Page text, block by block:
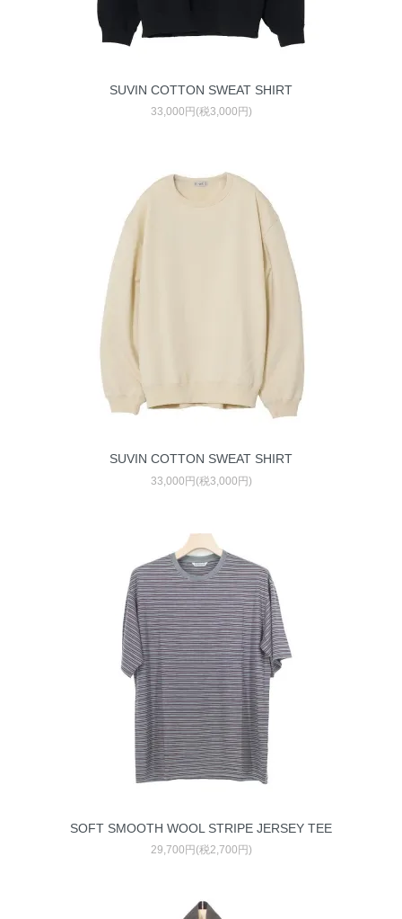
SUVIN COTTON SWEAT SHIRT
33,000円(税3,000円)
SUVIN COTTON SWEAT SHIRT
33,000円(税3,000円)
SOFT SMOOTH WOOL STRIPE JERSEY TEE
29,700円(税2,700円)